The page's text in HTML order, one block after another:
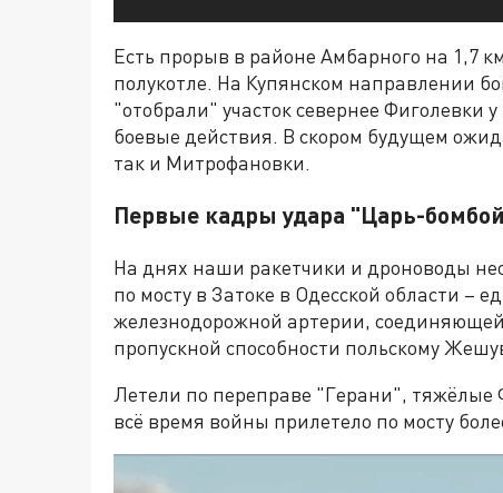
Есть прорыв в районе Амбарного на 1,7
полукотле. На Купянском направлении
"отобрали" участок севернее
боевые действия. В скором будущем
так и Митрофановки.
Первые кадры удара "Царь-
На днях наши ракетчики и дроноводы
по мосту в Затоке в Одесской области –
железнодорожной артерии,
пропускной способности польскому
Летели по переправе "Герани",
всё время войны прилетело по мосту